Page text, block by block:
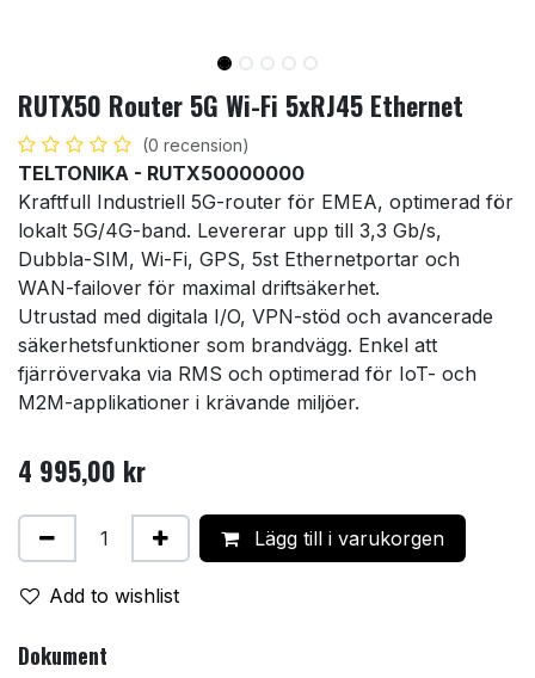
RUTX50 Router 5G Wi-Fi 5xRJ45 Ethernet
(0 recension)
TELTONIKA - RUTX50000000
Kraftfull Industriell 5G-router för EMEA, optimerad för
lokalt 5G/4G-band. Levererar upp till 3,3 Gb/s,
Dubbla-SIM, Wi-Fi, GPS, 5st Ethernetportar och
WAN-failover för maximal driftsäkerhet.
Utrustad med digitala I/O, VPN-stöd och avancerade
säkerhetsfunktioner som brandvägg. Enkel att
fjärrövervaka via RMS och optimerad för IoT- och
M2M-applikationer i krävande miljöer.
4 995,00 kr
Lägg till i varukorgen
Add to wishlist
Dokument